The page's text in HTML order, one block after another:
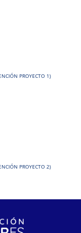
PROYECTO 1)
PROYECTO 2)